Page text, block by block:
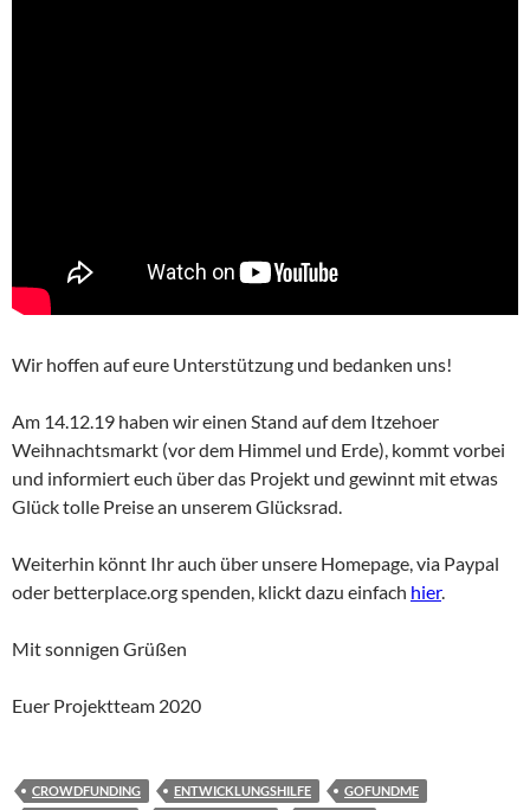
Wir hoffen auf eure Unterstützung und bedanken uns!
Am 14.12.19 haben wir einen Stand auf dem Itzehoer
Weihnachtsmarkt (vor dem Himmel und Erde), kommt vorbei
und informiert euch über das Projekt und gewinnt mit etwas
Glück tolle Preise an unserem Glücksrad.
Weiterhin könnt Ihr auch über unsere Homepage, via Paypal
oder betterplace.org spenden, klickt dazu einfach hier.
Mit sonnigen Grüßen
Euer Projektteam 2020
CROWDFUNDING ENTWICKLUNGSHILFE
GOFUNDME